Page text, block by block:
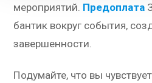
мероприятий. Предоплата
бантик вокруг события,
завершенности.
Подумайте, что вы